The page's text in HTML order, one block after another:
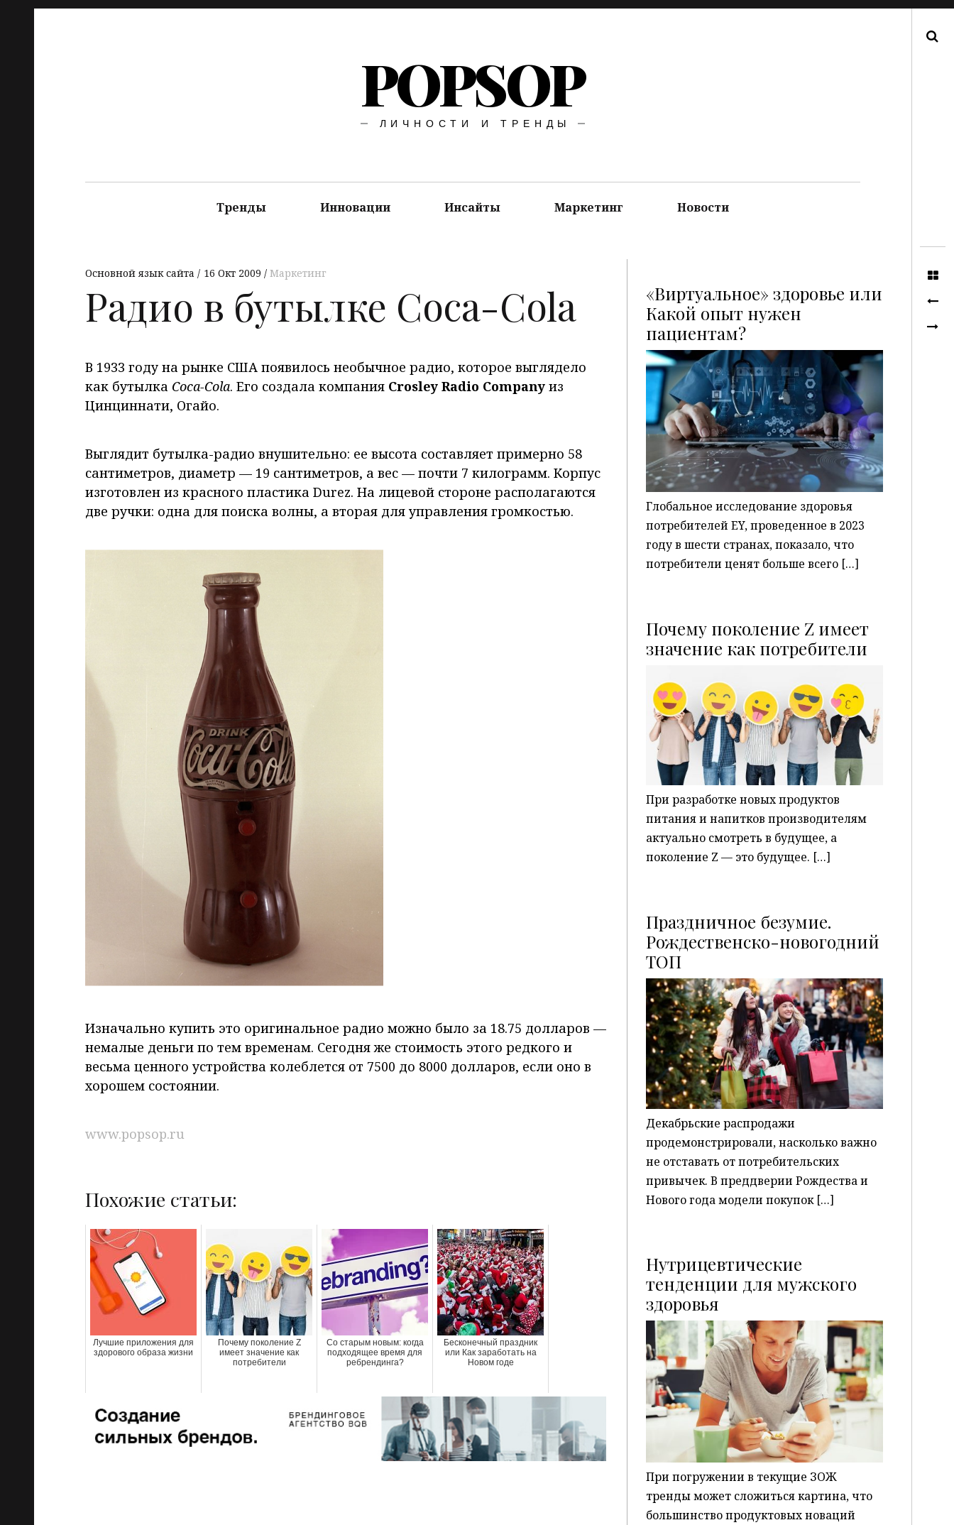
POPSOP
ЛИЧНОСТИ И ТРЕНДЫ
Тренды Инновации Инсайты Маркетинг Новости
Основной язык сайта 16 Окт 2009 Маркетинг
Радио в бутылке Coca-Cola
В 1933 году на рынке США появилось необычное радио, которое выглядело
как бутылка Coca-Cola. Его создала компания Crosley Radio Company из
Цинциннати, Огайо.
Выглядит бутылка-радио внушительно: ее высота составляет примерно 58
сантиметров, диаметр — 19 сантиметров, а вес — почти 7 килограмм. Корпус
изготовлен из красного пластика Durez. На лицевой стороне располагаются
две ручки: одна для поиска волны, а вторая для управления громкостью.
Изначально купить это оригинальное радио можно было за 18.75 долларов —
немалые деньги по тем временам. Сегодня же стоимость этого редкого и
весьма ценного устройства колеблется от 7500 до 8000 долларов, если оно в
хорошем состоянии.
www.popsop.ru
Похожие статьи:
Лучшие приложения для
здорового образа жизни
Почему поколение Z
имеет значение как
потребители
Со старым новым: когда
подходящее время для
ребрендинга?
Бесконечный праздник
или Как заработать на
Новом годе
«Виртуальное» здоровье или
Какой опыт нужен
пациентам?P
Глобальное исследование здоровья
потребителей EY, проведенное в 2023
году в шести странах, показало, что
потребители ценят больше всего […]
Почему поколение Z имеет
значение как потребители
P
При разработке новых продуктов
питания и напитков производителям
актуально смотреть в будущее, а
поколение Z — это будущее. […]
Праздничное безумие.
Рождественско-новогодний
ТОП
P
Декабрьские распродажи
продемонстрировали, насколько важно
не отставать от потребительских
привычек. В преддверии Рождества и
Нового года модели покупок […]
Нутрицевтические
тенденции для мужского
здоровья P
При погружении в текущие ЗОЖ
тренды может сложиться картина, что
большинство продуктовых новаций